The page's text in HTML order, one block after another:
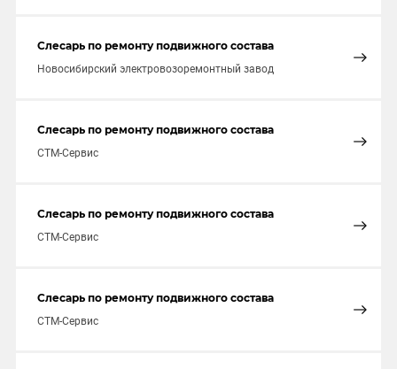
Слесарь по ремонту подвижного состава
Новосибирский электровозоремонтный завод
Слесарь по ремонту подвижного состава
СТМ-Сервис
Слесарь по ремонту подвижного состава
СТМ-Сервис
Слесарь по ремонту подвижного состава
СТМ-Сервис